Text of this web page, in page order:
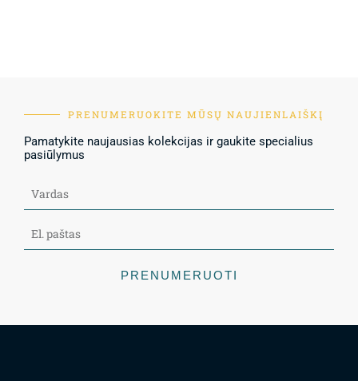
PRENUMERUOKITE MŪSŲ NAUJIENLAIŠKĮ
Pamatykite naujausias kolekcijas ir gaukite specialius
pasiūlymus
PRENUMERUOTI